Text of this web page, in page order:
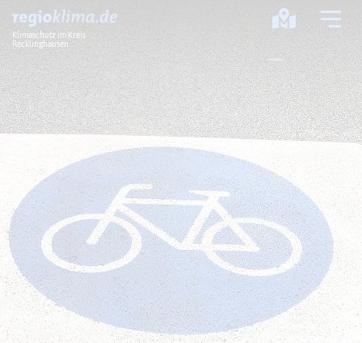
Klimaschutz im Kreis
Recklinghausen
Klima im Kreis
Klimawandel
Klimaschutz
Klimaanpassung